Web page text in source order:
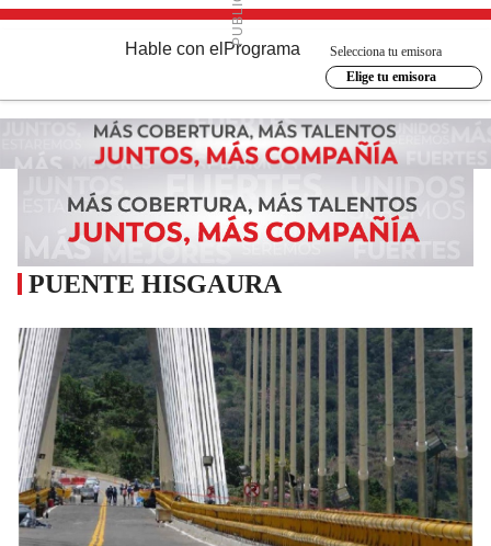
Hable con el Programa
Selecciona tu emisora
Elige tu emisora
PUENTE HISGAURA